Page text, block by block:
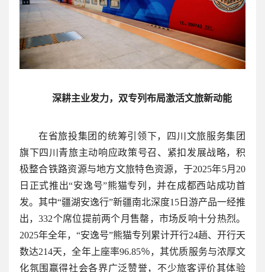
深耕主业发力， 双专列布局激活文旅新动能
在省旅投集团的统筹引领下，四川文旅服务集团
旗下四川青旅主动响应政策号召、紧扣发展战略，积
极整合铁路资源与地方文旅特色资源，于2025年5月20
日正式推出“安逸号”熊猫专列，并在成都西站成功首
发。其中“疆湖安逸行”新疆南北深度15日游产品一经推
出，332个席位提前两个月售罄，市场反响十分热烈。
2025年全年，“安逸号”熊猫专列累计开行24趟、开行天
数达214天，全年上座率96.85％，其优质服务与浓厚文
化氛围赢得社会各界广泛赞誉，不少旅客评价其体验